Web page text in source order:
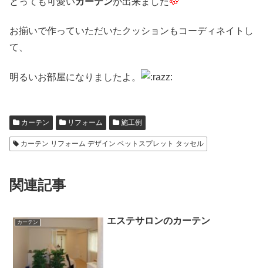
お揃いで作っていただいたクッションもコーディネイトし
て、
明るいお部屋になりましたよ。
カーテン リフォーム 施工例
カーテン リフォーム デザイン ベットスプレット タッセル
関連記事
カーテン エステサロンのカーテン